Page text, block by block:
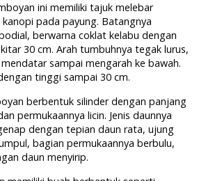
ini memiliki tajuk melebar
pada payung. Batangnya
berwarna coklat kelabu dengan
30 cm. Arah tumbuhnya tegak lurus,
sampai mengarah ke bawah.
tinggi sampai 30 cm.
berbentuk silinder dengan panjang
permukaannya licin. Jenis daunnya
dengan tepian daun rata, ujung
bagian permukaannya berbulu,
daun menyirip.